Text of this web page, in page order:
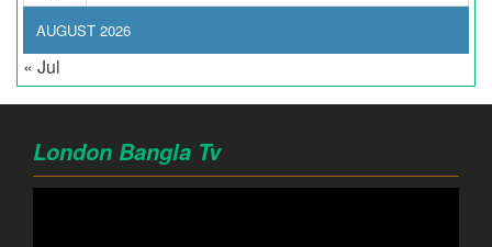
AUGUST 2026
« Jul
London Bangla Tv